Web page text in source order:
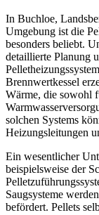
In Buchloe,
Umgebung ist die
besonders beliebt.
detaillierte Planung
Brennwertkessel
Wärme, die sowohl
solchen Systems
Heizungsleitungen
Ein wesentlicher
beispielsweise der
Saugsysteme
befördert. Pellets